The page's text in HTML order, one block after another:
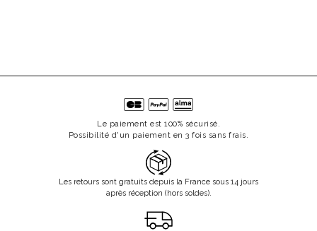
Le paiement est 100% sécurisé.
Possibilité d'un paiement en 3 fois sans frais.
Les retours sont gratuits depuis la France sous 14 jours
après réception (hors soldes).